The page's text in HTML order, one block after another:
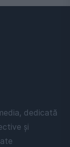
dedicată
și